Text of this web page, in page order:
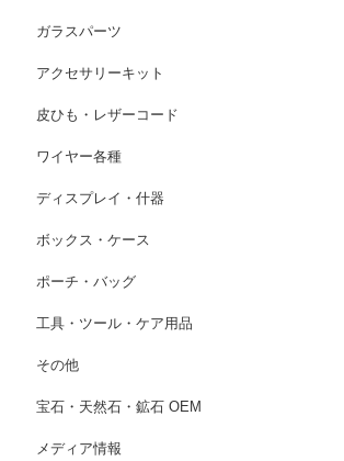
ガラスパーツ
アクセサリーキット
皮ひも・レザーコード
ワイヤー各種
ディスプレイ・什器
ボックス・ケース
ポーチ・バッグ
工具・ツール・ケア用品
その他
宝石・天然石・鉱石 OEM
メディア情報